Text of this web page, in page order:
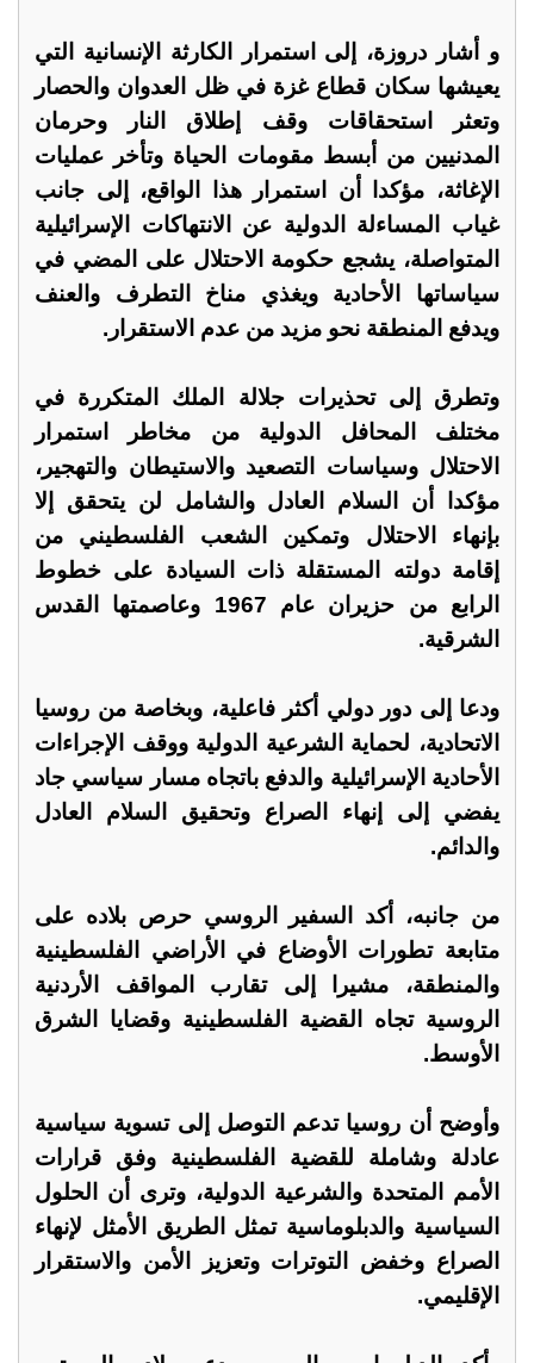
و أشار دروزة، إلى استمرار الكارثة الإنسانية التي
يعيشها سكان قطاع غزة في ظل العدوان والحصار
وتعثر استحقاقات وقف إطلاق النار وحرمان
المدنيين من أبسط مقومات الحياة وتأخر عمليات
الإغاثة، مؤكدا أن استمرار هذا الواقع، إلى جانب
غياب المساءلة الدولية عن الانتهاكات الإسرائيلية
المتواصلة، يشجع حكومة الاحتلال على المضي في
سياساتها الأحادية ويغذي مناخ التطرف والعنف
ويدفع المنطقة نحو مزيد من عدم الاستقرار.
وتطرق إلى تحذيرات جلالة الملك المتكررة في
مختلف المحافل الدولية من مخاطر استمرار
الاحتلال وسياسات التصعيد والاستيطان والتهجير،
مؤكدا أن السلام العادل والشامل لن يتحقق إلا
بإنهاء الاحتلال وتمكين الشعب الفلسطيني من
إقامة دولته المستقلة ذات السيادة على خطوط
الرابع من حزيران عام 1967 وعاصمتها القدس
الشرقية.
ودعا إلى دور دولي أكثر فاعلية، وبخاصة من روسيا
الاتحادية، لحماية الشرعية الدولية ووقف الإجراءات
الأحادية الإسرائيلية والدفع باتجاه مسار سياسي جاد
يفضي إلى إنهاء الصراع وتحقيق السلام العادل
والدائم.
من جانبه، أكد السفير الروسي حرص بلاده على
متابعة تطورات الأوضاع في الأراضي الفلسطينية
والمنطقة، مشيرا إلى تقارب المواقف الأردنية
الروسية تجاه القضية الفلسطينية وقضايا الشرق
الأوسط.
وأوضح أن روسيا تدعم التوصل إلى تسوية سياسية
عادلة وشاملة للقضية الفلسطينية وفق قرارات
الأمم المتحدة والشرعية الدولية، وترى أن الحلول
السياسية والدبلوماسية تمثل الطريق الأمثل لإنهاء
الصراع وخفض التوترات وتعزيز الأمن والاستقرار
الإقليمي.